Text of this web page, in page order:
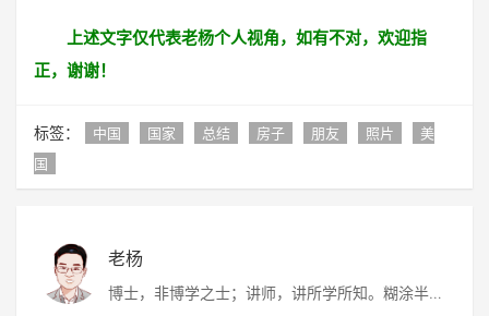
上述文字仅代表老杨个人视角，如有不对，欢迎指
正，谢谢！
标签： 中国 国家 总结 房子 朋友 照片
美
国
老杨
博士，非博学之士；讲师，讲所学所知。糊涂半